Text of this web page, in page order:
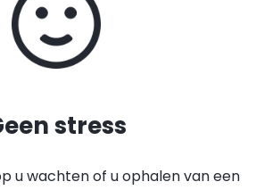
stress
u wachten of u ophalen van een